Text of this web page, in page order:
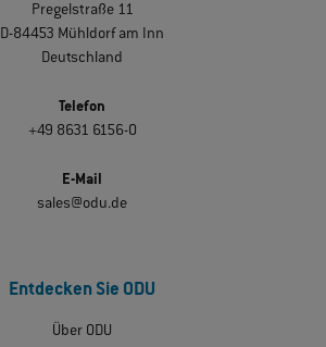
Pregelstraße 11
D-84453 Mühldorf am Inn
Deutschland
Telefon
+49 8631 6156-0
E-Mail
sales@odu.de
Entdecken Sie ODU
Über ODU